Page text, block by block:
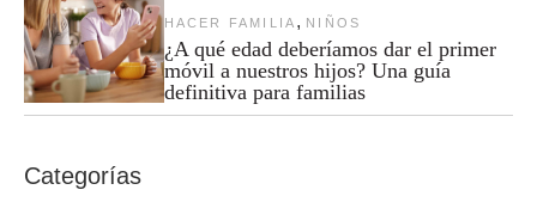
HACER FAMILIA , NIÑOS
¿A qué edad deberíamos dar el primer
móvil a nuestros hijos? Una guía
definitiva para familias
Categorías